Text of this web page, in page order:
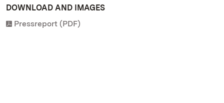
DOWNLOAD AND IMAGES
Pressreport (PDF)